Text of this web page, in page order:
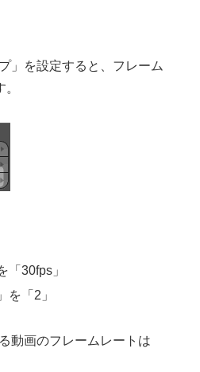
」を設定すると、フレーム
「30fps」
を「2」
動画のフレームレートは